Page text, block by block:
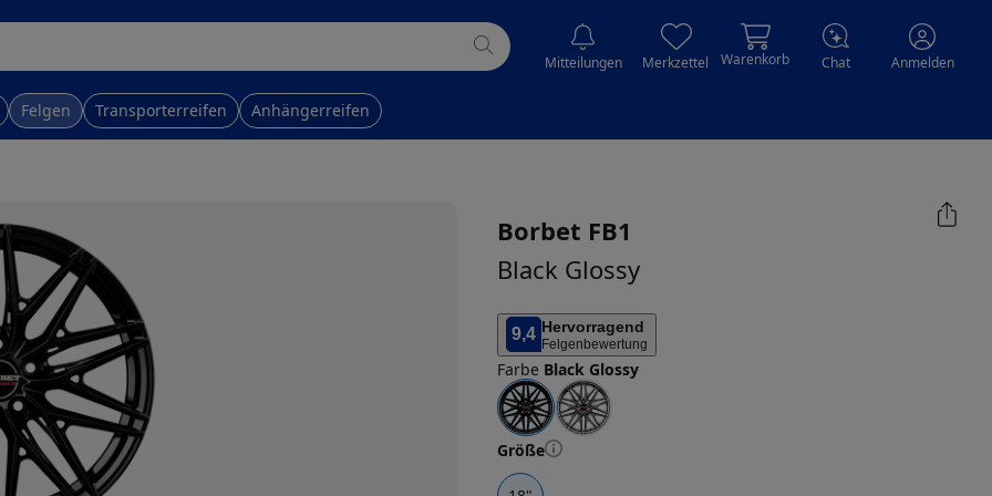
Mitteilungen Merkzettel Warenkorb Chat Anmelden
Felgen Transporterreifen Anhängerreifen
Borbet FB1
Black Glossy
9,4 Hervorragend
Felgenbewertung
Farbe Black Glossy
Größe